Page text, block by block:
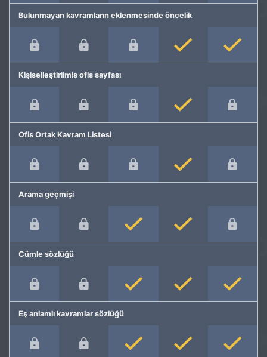
Bulunmayan kavramların eklenmesinde öncelik
Kişiselleştirilmiş ofis sayfası
Ofis Ortak Kavram Listesi
Arama geçmişi
Cümle sözlüğü
Eş anlamlı kavramlar sözlüğü